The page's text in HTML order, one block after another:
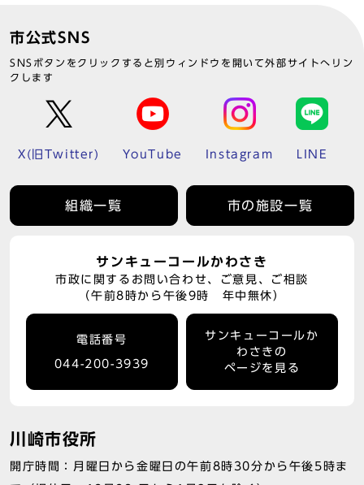
市公式SNS
SNSボタンをクリックすると別ウィンドウを開いて外部サイトへリン
クします
X(旧Twitter) YouTube Instagram LINE
組織一覧 市の施設一覧
サンキューコールかわさき
市政に関するお問い合わせ、ご意見、ご相談
（午前8時から午後9時 年中無休）
電話番号
044-200-3939
サンキューコールか
わさきの
ページを見る
川崎市役所
開庁時間：月曜日から金曜日の午前8時30分から午後5時ま